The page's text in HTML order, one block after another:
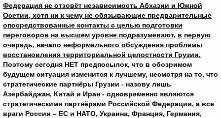
Федерация не отзовёт независимость Абхазии и Южной
Осетии, хотя ни к чему не обязывающие предварительные
опосредствованные контакты с целью подготовки
переговоров на высшем уровне подразумевают, в первую
очередь, начало неформального обсуждения проблемы
восстановления территориальной целостности Грузии.
Поэтому сегодня НЕТ предпосылок, что в обозримом
будущем ситуация изменится к лучшему, несмотря на то, что
стратегические партнёры Грузии - назову лишь
Азербайджан, Китай и Иран - одновременно являются
стратегическими партнёрами Российской Федерации, а все
враги России – ЕС и НАТО, Украина, Франция, Германия,